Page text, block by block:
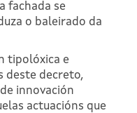
fachada se
o baleirado da
tipolóxica e
deste decreto,
innovación
actuacións que